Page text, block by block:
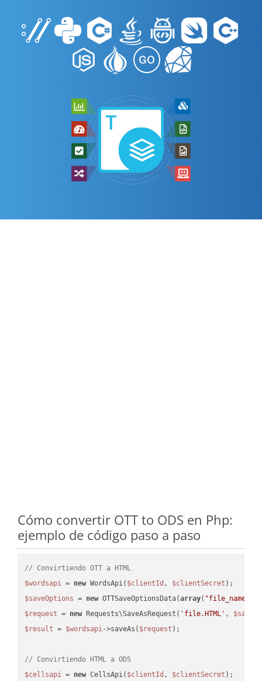
Cómo convertir OTT to ODS en Php:
ejemplo de código paso a paso
// Convirtiendo OTT a HTML
$wordsapi = new WordsApi( $clientId , $clientSecret
$saveOptions = new OTTSaveOptionsData(array( "file_name"
$request = new Requests\SaveAsRequest( 'file.HTML' ,
$result = $wordsapi->saveAs( $request );
// Convirtiendo HTML a ODS
$cellsapi = new CellsApi( $clientId , $clientSecret